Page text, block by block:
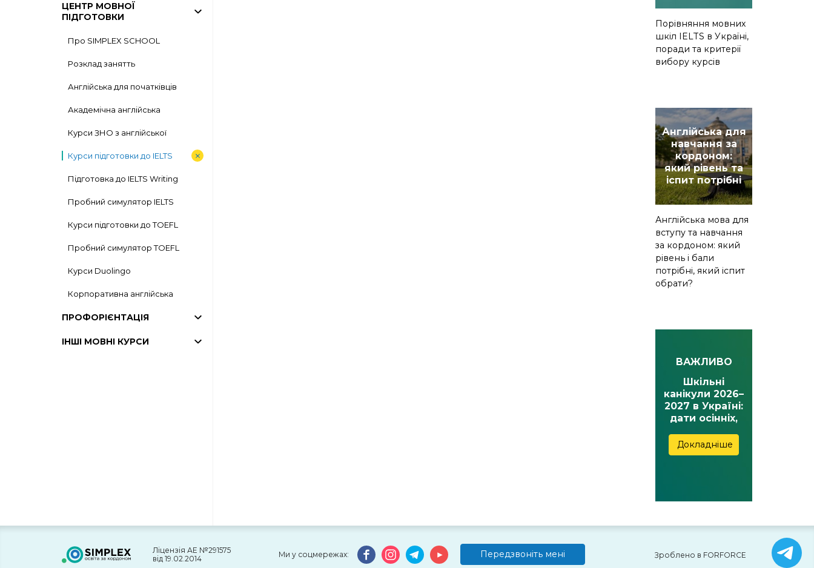
ЦЕНТР МОВНОЇ
ПІДГОТОВКИ
Про SIMPLEX SCHOOL
Розклад занятть
Англійська для початківців
Академічна англійська
Курси ЗНО з англійської
Курси підготовки до IELTS
Підготовка до IELTS Writing
Пробний симулятор IELTS
Курси підготовки до TOEFL
Пробний симулятор TOEFL
Курси Duolingo
Корпоративна англійська
ПРОФОРІЄНТАЦІЯ
ІНШІ МОВНІ КУРСИ
Порівняння мовних
шкіл IELTS в Україні,
поради та критерії
вибору курсів
Англійська для
навчання за
кордоном:
який рівень та
іспит потрібні
Англійська мова для
вступу та навчання
за кордоном: який
рівень і бали
потрібні, який іспит
обрати?
ВАЖЛИВО
Шкільні
канікули 2026–
2027 в Україні:
дати осінніх,
весняних та
літніх канікул
Докладніше
Ліцензія АЕ №291575
від 19.02.2014
Передзвоніть мені
Ми у соцмережах: Зроблено в FORFORCE